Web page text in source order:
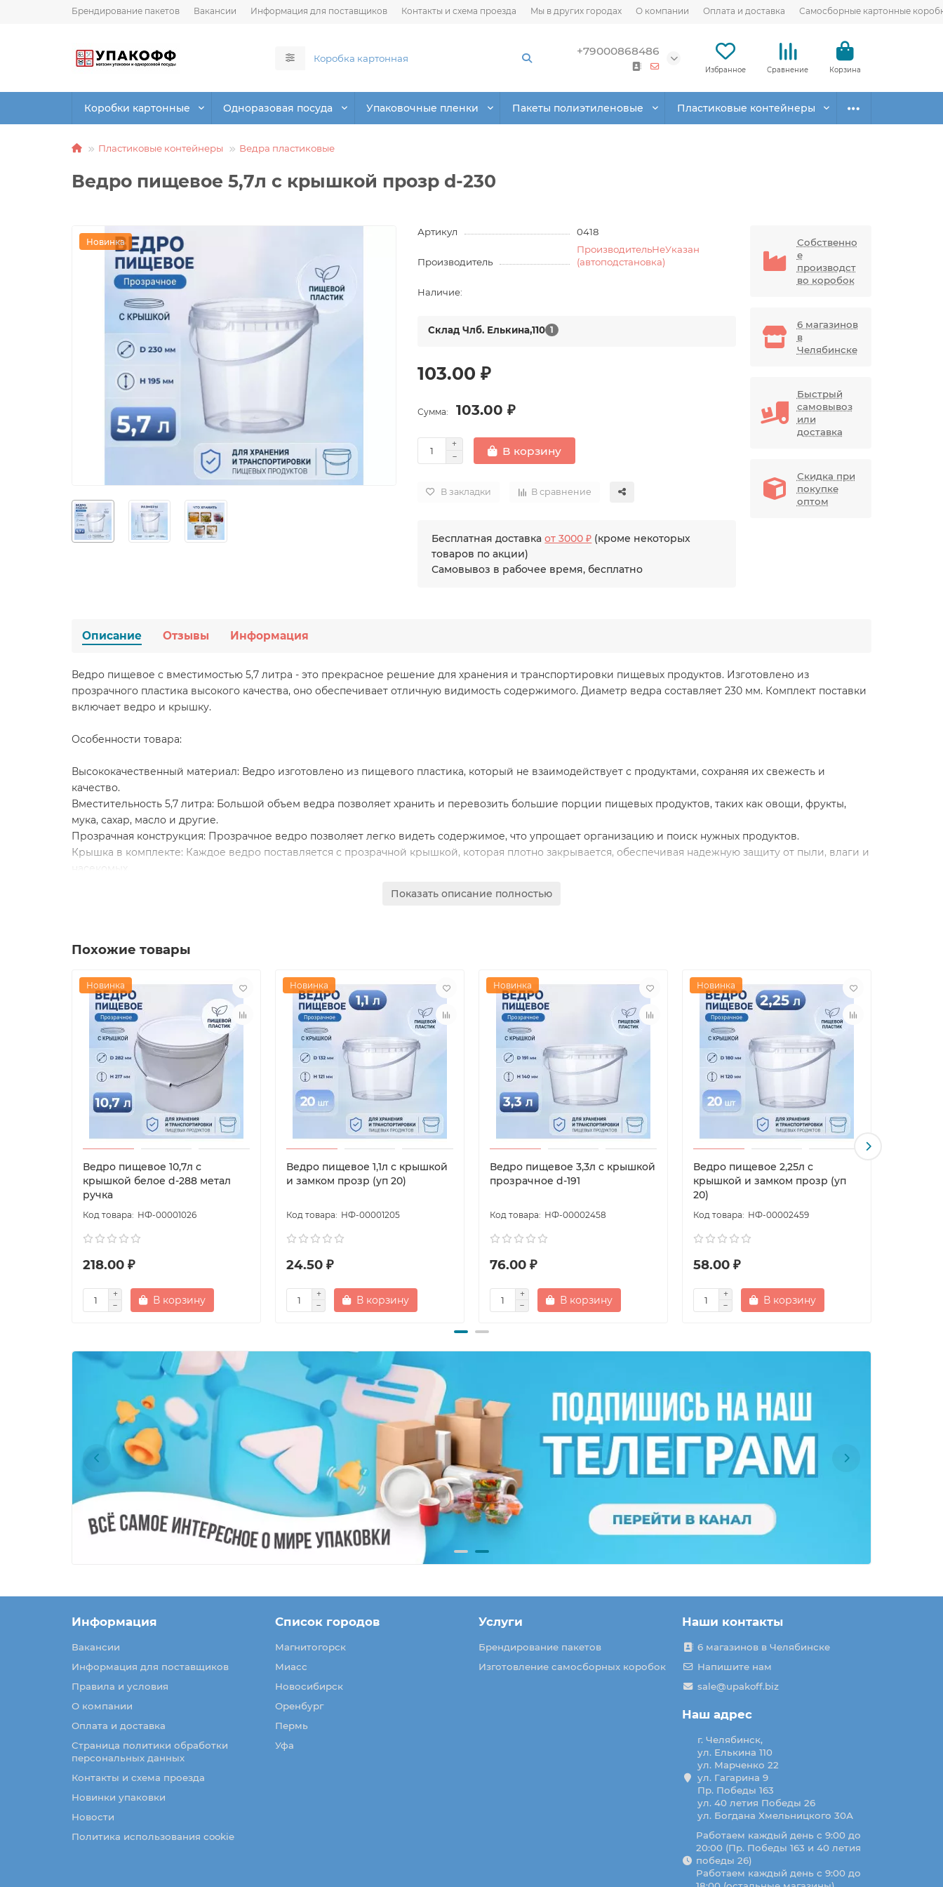
Брендирование пакетов Вакансии Информация для поставщиков Контакты и схема проезда Мы в других городах О компании Оплата и доставка Самосборные картонные
+79000868486
Избранное Сравнение Корзина
Коробки картонные Одноразовая посуда Упаковочные пленки Пакеты полиэтиленовые Пластиковые контейнеры
Пластиковые контейнеры Ведра пластиковые
Ведро пищевое 5,7л с крышкой прозр d-230
Новинка
Артикул 0418
Производитель
ПроизводительНеУказан
(автоподстановка)
Наличие:
Склад Члб. Елькина,110 1
103.00 ₽
Сумма: 103.00 ₽
В корзину
В закладки В сравнение
Бесплатная доставкаот 3000 ₽ (кроме некоторых
товаров по акции)
Самовывоз в рабочее время, бесплатно
Собственно
е
производст
во коробок
6 магазинов
в
Челябинске
Быстрый
самовывоз
или
доставка
Скидка при
покупке
оптом
Описание Отзывы Информация
Ведро пищевое с вместимостью 5,7 литра - это прекрасное решение для хранения и транспортировки пищевых продуктов. Изготовлено из
прозрачного пластика высокого качества, оно обеспечивает отличную видимость содержимого. Диаметр ведра составляет 230 мм. Комплект поставки
включает ведро и крышку.
Особенности товара:
Высококачественный материал: Ведро изготовлено из пищевого пластика, который не взаимодействует с продуктами, сохраняя их свежесть и
качество.
Вместительность 5,7 литра: Большой объем ведра позволяет хранить и перевозить большие порции пищевых продуктов, таких как овощи, фрукты,
мука, сахар, масло и другие.
Прозрачная конструкция: Прозрачное ведро позволяет легко видеть содержимое, что упрощает организацию и поиск нужных продуктов.
Крышка в комплекте: Каждое ведро поставляется с прозрачной крышкой, которая плотно закрывается, обеспечивая надежную защиту от пыли, влаги и
насекомых.
Ведро пищевое 5,7л с крышкой прозрачное диаметром 230 мм - отличный выбор для хранения и перевозки пищевых продуктов в домашних условиях,
Показать описание полностью
Похожие товары
Новинка
Ведро пищевое 10,7л с
крышкой белое d-288 метал
ручка
НФ-00001026
218.00 ₽
В корзину
Новинка
Ведро пищевое 1,1л с крышкой
и замком прозр (уп 20)
НФ-00001205
24.50 ₽
В корзину
Новинка
Ведро пищевое 3,3л с крышкой
прозрачное d-191
НФ-00002458
76.00 ₽
В корзину
Новинка
Ведро пищевое 2,25л с
крышкой и замком прозр (уп
20)
НФ-00002459
58.00 ₽
В корзину
Информация
Вакансии
Информация для поставщиков
Правила и условия
О компании
Оплата и доставка
Страница политики обработки
персональных данных
Контакты и схема проезда
Новинки упаковки
Новости
Политика использования cookie
Список городов
Магнитогорск
Миасс
Новосибирск
Оренбург
Пермь
Уфа
Услуги
Брендирование пакетов
Изготовление самосборных коробок
Наши контакты
6 магазинов в Челябинске
Напишите нам
sale@upakoff.biz
Наш адрес
г. Челябинск,
ул. Елькина 110
ул. Марченко 22
ул. Гагарина 9
Пр. Победы 163
ул. 40 летия Победы 26
ул. Богдана Хмельницкого 30А
Работаем каждый день с 9:00 до
20:00 (Пр. Победы 163 и 40 летия
победы 26)
Работаем каждый день с 9:00 до